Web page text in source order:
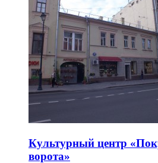
Культурный центр
ворота»